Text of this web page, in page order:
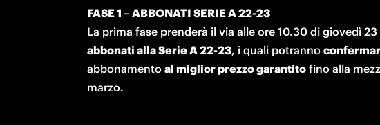
FASE 1 – ABBONATI SERIE A 22-23
abbonati alla Serie A 22-23, i quali potranno
abbonamento al miglior prezzo garantito fino alla
marzo.